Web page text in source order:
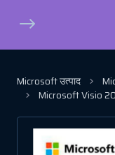
Microsoft उत्पाद
Microsoft Visio